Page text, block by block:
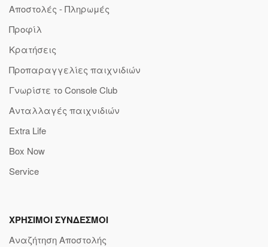
Αποστολές - Πληρωμές
Προφίλ
Κρατήσεις
Προπαραγγελίες παιχνιδιών
Γνωρίστε το Console Club
Ανταλλαγές παιχνιδιών
Extra Life
Box Now
Service
ΧΡΗΣΙΜΟΙ ΣΥΝΔΕΣΜΟΙ
Αναζήτηση Αποστολής